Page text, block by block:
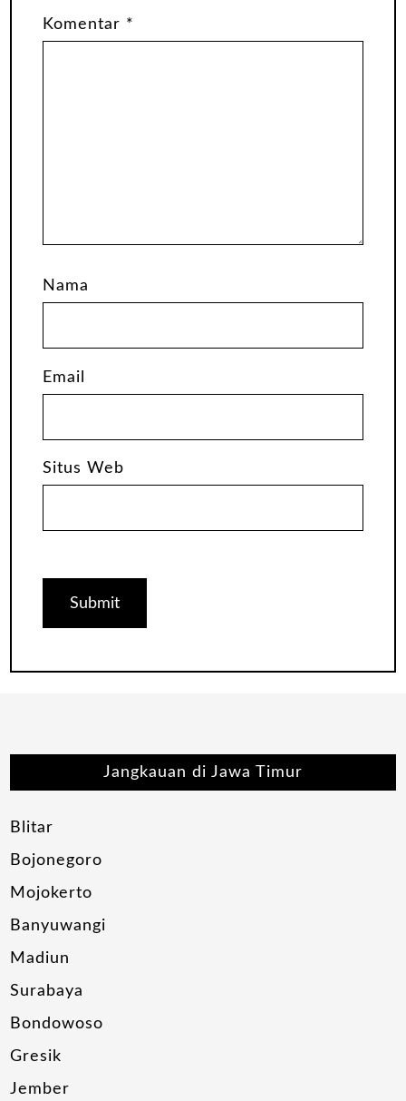
Komentar *
Nama
Email
Situs Web
Jangkauan di Jawa Timur
Blitar
Bojonegoro
Mojokerto
Banyuwangi
Madiun
Surabaya
Bondowoso
Gresik
Jember